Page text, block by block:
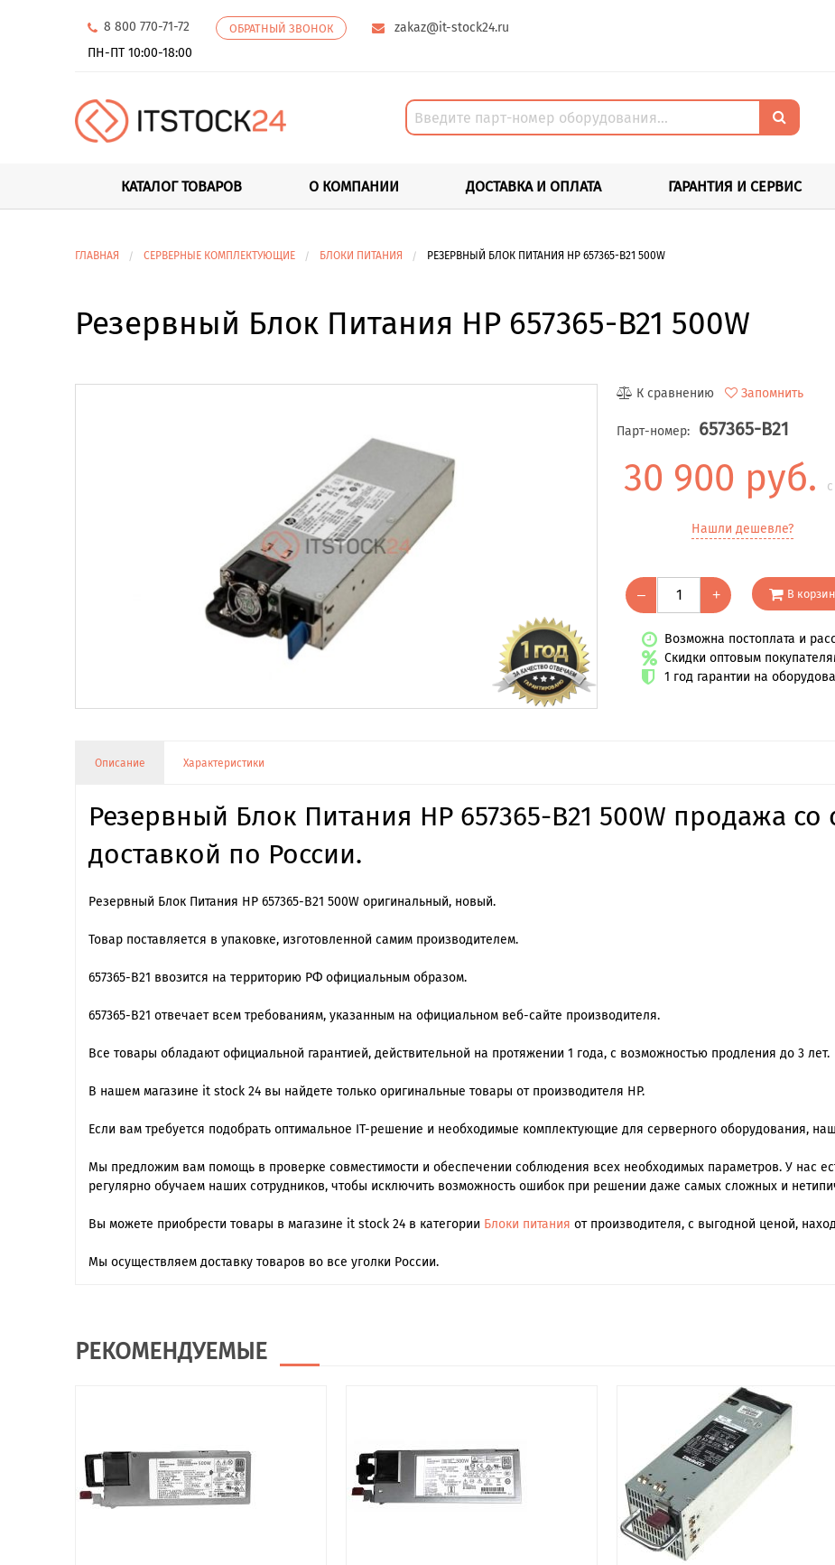
8 800 770-71-72 ОБРАТНЫЙ ЗВОНОК
zakaz@it-stock24.ru
ПН-ПТ 10:00-18:00
КАТАЛОГ ТОВАРОВ О КОМПАНИИ ДОСТАВКА И ОПЛАТА ГАРАНТИЯ И СЕРВИС
ГЛАВНАЯ СЕРВЕРНЫЕ КОМПЛЕКТУЮЩИЕ БЛОКИ ПИТАНИЯ РЕЗЕРВНЫЙ БЛОК ПИТАНИЯ HP 657365-B21 500W
Резервный Блок Питания HP 657365-B21 500W
К сравнению Запомнить
Парт-номер: 657365-B21
30 900 руб.
Нашли дешевле?
– + В
Возможна постоплата и
Скидки оптовым
1 год гарантии на
Описание Характеристики
Резервный Блок Питания HP 657365-B21 500W продажа со
доставкой по России.
Резервный Блок Питания HP 657365-B21 500W оригинальный, новый.
Товар поставляется в упаковке, изготовленной самим производителем.
657365-B21 ввозится на территорию РФ официальным образом.
657365-B21 отвечает всем требованиям, указанным на официальном веб-сайте производителя.
Все товары обладают официальной гарантией, действительной на протяжении 1 года, с возможностью продления до 3 лет.
В нашем магазине it stock 24 вы найдете только оригинальные товары от производителя HP.
Если вам требуется подобрать оптимальное IT-решение и необходимые комплектующие для серверного оборудования,
Мы предложим вам помощь в проверке совместимости и обеспечении соблюдения всех необходимых параметров. У нас
регулярно обучаем наших сотрудников, чтобы исключить возможность ошибок при решении даже самых сложных и
Вы можете приобрести товары в магазине it stock 24 в категории Блоки питания от производителя, с выгодной ценой,
Мы осуществляем доставку товаров во все уголки России.
РЕКОМЕНДУЕМЫЕ